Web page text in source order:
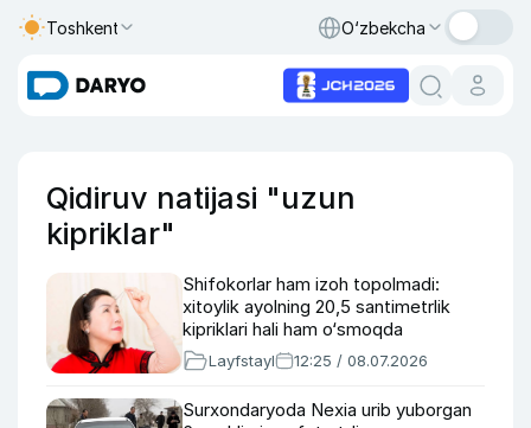
Toshkent O‘zbekcha
Qidiruv natijasi "uzun
kipriklar"
Shifokorlar ham izoh topolmadi:
xitoylik ayolning 20,5 santimetrlik
kipriklari hali ham o‘smoqda
Layfstayl 12:25 / 08.07.2026
Surxondaryoda Nexia urib yuborgan